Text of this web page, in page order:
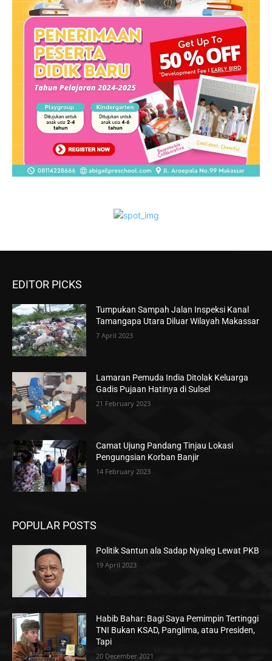
EDITOR PICKS
Tumpukan Sampah Jalan Inspeksi Kanal
Tamangapa Utara Diluar Wilayah Makassar
7 April 2023
Lamaran Pemuda India Ditolak Keluarga
Gadis Pujaan Hatinya di Sulsel
21 February 2023
Camat Ujung Pandang Tinjau Lokasi
Pengungsian Korban Banjir
14 February 2023
POPULAR POSTS
Politik Santun ala Sadap Nyaleg Lewat PKB
19 April 2023
Habib Bahar: Bagi Saya Pemimpin Tertinggi
TNI Bukan KSAD, Panglima, atau Presiden,
Tapi
20 December 2021